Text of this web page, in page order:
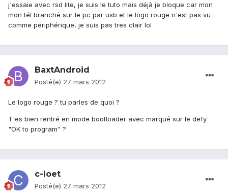
j'essaie avec rsd lite, je suis le tuto mais déjà je bloque car mon
mon tél branché sur le pc par usb et le logo rouge n'est pas vu
comme périphérique, je suis pas tres clair lol
BaxtAndroid
Posté(e) 27 mars 2012
Le logo rouge ? tu parles de quoi ?
T'es bien rentré en mode bootloader avec marqué sur le defy
"OK to program" ?
c-loet
Posté(e) 27 mars 2012